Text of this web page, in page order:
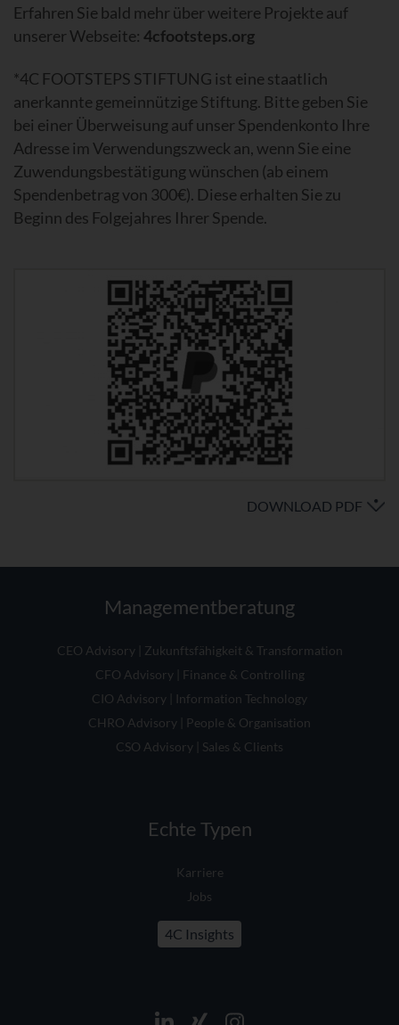
DOWNLOAD PDF
Erfahren Sie bald mehr über weitere Projekte auf
unserer Webseite: 4cfootsteps.org
*4C FOOTSTEPS STIFTUNG ist eine staatlich
anerkannte gemeinnützige Stiftung. Bitte geben Sie
bei einer Überweisung auf unser Spendenkonto Ihre
Adresse im Verwendungszweck an, wenn Sie eine
Zuwendungsbestätigung wünschen (ab einem
Spendenbetrag von 300€). Diese erhalten Sie zu
Beginn des Folgejahres Ihrer Spende.
Managementberatung
CEO Advisory | Zukunftsfähigkeit & Transformation
CFO Advisory | Finance & Controlling
CIO Advisory | Information Technology
CHRO Advisory | People & Organisation
CSO Advisory | Sales & Clients
Echte Typen
Karriere
Jobs
4C Insights